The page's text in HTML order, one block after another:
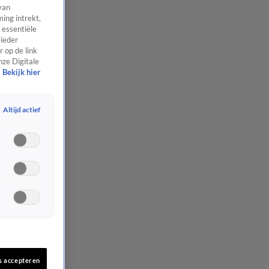
intrekt,
op de link
Digitale
Bekijk hier
Altijd actief
accepteren